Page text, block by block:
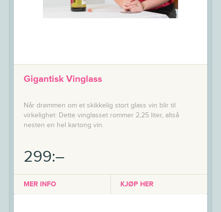
Gigantisk Vinglass
Når drømmen om et skikkelig stort glass vin blir til
virkelighet: Dette vinglasset rommer 2,25 liter, altså
nesten en hel kartong vin.
299:–
MER INFO KJØP HER